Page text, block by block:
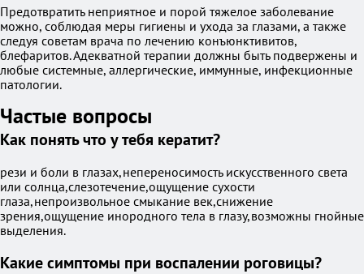
Предотвратить неприятное и порой тяжелое заболевание
можно, соблюдая меры гигиены и ухода за глазами, а также
следуя советам врача по лечению конъюнктивитов,
блефаритов. Адекватной терапии должны быть подвержены и
любые системные, аллергические, иммунные, инфекционные
патологии.
Частые вопросы
Как понять что у тебя кератит?
рези и боли в глазах,непереносимость искусственного света
или солнца,слезотечение,ощущение сухости
глаза,непроизвольное смыкание век,снижение
зрения,ощущение инородного тела в глазу,возможны гнойные
выделения.
Какие симптомы при воспалении роговицы?